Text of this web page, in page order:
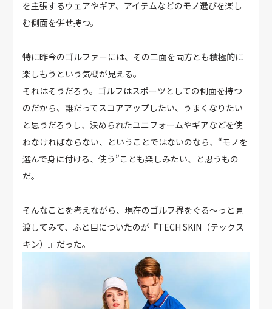
を主張するウェアやギア、アイテムなどのモノ選びを楽し
む側面を併せ持つ。
特に昨今のゴルファーには、その二面を両方とも積極的に
楽しもうという気概が見える。
それはそうだろう。ゴルフはスポーツとしての側面を持つ
のだから、誰だってスコアアップしたい、うまくなりたい
と思うだろうし、決められたユニフォームやギアなどを使
わなければならない、ということではないのなら、“モノを
選んで身に付ける、使う”ことも楽しみたい、と思うもの
だ。
そんなことを考えながら、現在のゴルフ界をぐる〜っと見
渡してみて、ふと目についたのが『TECH SKIN（テックス
キン）』だった。